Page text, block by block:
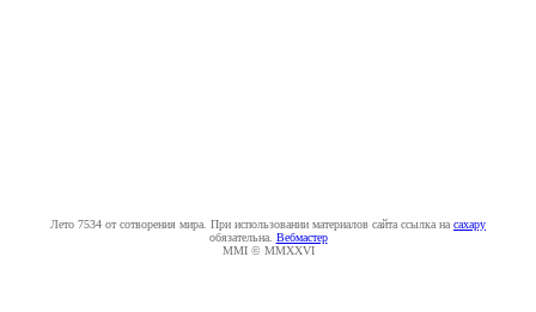
Лето 7534 от сотворения мира. При использовании материалов сайта ссылка на caxapу
обязательна. Вебмастер
MMI © MMXXVI